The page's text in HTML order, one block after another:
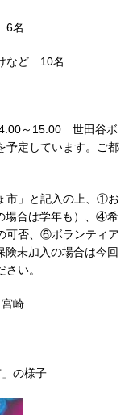
6名
など 10名
～15:00 世田谷ボ
予定しています。ご都
市」と記入の上、①お
場合は学年も）、④希
可否、⑥ボランティア
未加入の場合は今回
い。
崎
の様子